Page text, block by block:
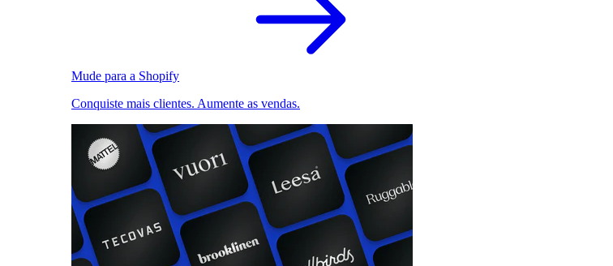
Mude para a Shopify
Conquiste mais clientes. Aumente as vendas.